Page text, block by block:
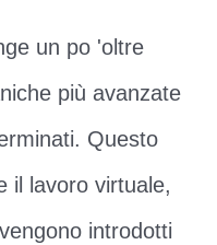
un po 'oltre
più avanzate
Questo
il lavoro virtuale,
introdotti